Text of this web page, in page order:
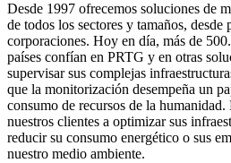
Desde 1997 ofrecemos soluciones de
de todos los sectores y tamaños, desde
corporaciones. Hoy en día, más de
países confían en PRTG y en otras
supervisar sus complejas
que la monitorización desempeña un
consumo de recursos de la
nuestros clientes a optimizar sus
reducir su consumo energético o sus
nuestro medio ambiente.